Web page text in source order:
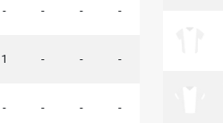
- - - -
1 - - -
- - - -